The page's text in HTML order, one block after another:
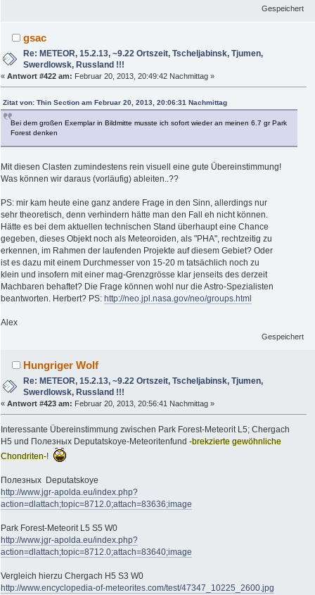
Gespeichert
gsac
Re: METEOR, 15.2.13, ~9.22 Ortszeit, Tscheljabinsk, Tjumen,
Swerdlowsk, Russland !!!
« Antwort #422 am: Februar 20, 2013, 20:49:42 Nachmittag »
Zitat von: Thin Section am Februar 20, 2013, 20:06:31 Nachmittag
Bei dem großen Exemplar in Bildmitte musste ich sofort wieder an meinen 6.7 gr Park
Forest denken
Mit diesen Clasten zumindestens rein visuell eine gute Übereinstimmung!
Was können wir daraus (vorläufig) ableiten..??
PS: mir kam heute eine ganz andere Frage in den Sinn, allerdings nur
sehr theoretisch, denn verhindern hätte man den Fall eh nicht können.
Hätte es bei dem aktuellen technischen Stand überhaupt eine Chance
gegeben, dieses Objekt noch als Meteoroiden, als "PHA", rechtzeitig zu
erkennen, im Rahmen der laufenden Projekte auf diesem Gebiet? Oder
ist es dazu mit einem Durchmesser von 15-20 m tatsächlich noch zu
klein und insofern mit einer mag-Grenzgrösse klar jenseits des derzeit
Machbaren behaftet? Die Frage können wohl nur die Astro-Spezialisten
beantworten. Herbert? PS: http://neo.jpl.nasa.gov/neo/groups.html
Alex
Gespeichert
Hungriger Wolf
Re: METEOR, 15.2.13, ~9.22 Ortszeit, Tscheljabinsk, Tjumen,
Swerdlowsk, Russland !!!
« Antwort #423 am: Februar 20, 2013, 20:56:41 Nachmittag »
Interessante Übereinstimmung zwischen Park Forest-Meteorit L5; Chergach
H5 und Полезных Deputatskoye-Meteoritenfund -brekzierte gewöhnliche
Chondriten-!
Полезных Deputatskoye
http://www.jgr-apolda.eu/index.php?
action=dlattach;topic=8712.0;attach=83636;image
Park Forest-Meteorit L5 S5 W0
http://www.jgr-apolda.eu/index.php?
action=dlattach;topic=8712.0;attach=83640;image
Vergleich hierzu Chergach H5 S3 W0
http://www.encyclopedia-of-meteorites.com/test/47347_10225_2600.jpg